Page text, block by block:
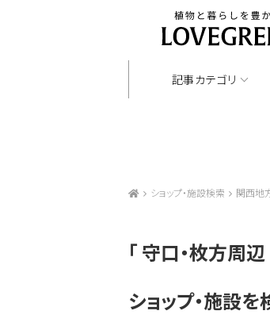
記事カテゴリ
ショップ・施設検索 関西地
「 守口・枚方周
ショップ・施設を